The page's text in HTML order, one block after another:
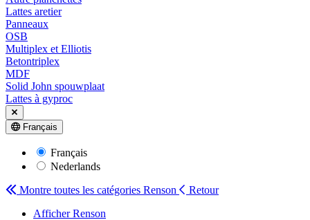
Lattes aretier
Panneaux
OSB
Multiplex et Elliotis
Betontriplex
MDF
Solid John spouwplaat
Lattes à gyproc
Français
Français
Nederlands
Montre toutes les catégories Renson
Retour
Afficher Renson